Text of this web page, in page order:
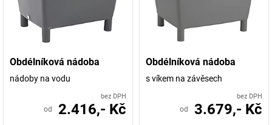
Obdélníková nádoba
nádoby na vodu
bez DPH
od 2.416,- Kč
Obdélníková nádoba
s víkem na závěsech
bez DPH
od 3.679,- Kč